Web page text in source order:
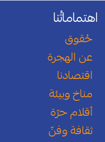
اهتماماتُنا
حُقوق
عن الهجرة
اقتصادنا
مناخ وبيئة
أقلام حرّة
ثقافة وفنّ